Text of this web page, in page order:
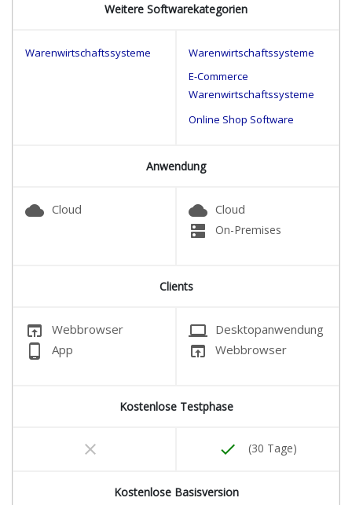
Weitere Softwarekategorien
Warenwirtschaftssysteme
Warenwirtschaftssysteme
E-Commerce
Warenwirtschaftssysteme
Online Shop Software
Anwendung
cloud Cloud cloud Cloud
dns On-Premises
Clients
open_in_browser Webbrowser
phone_android App
laptop Desktopanwendung
open_in_browser Webbrowser
Kostenlose Testphase
clear done (30 Tage)
Kostenlose Basisversion